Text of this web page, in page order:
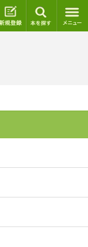
ログイン 新規登録